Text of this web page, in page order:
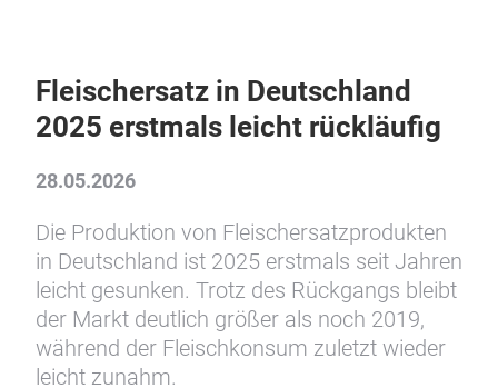
Fleischersatz in Deutschland
2025 erstmals leicht rückläufig
28.05.2026
Die Produktion von Fleischersatzprodukten